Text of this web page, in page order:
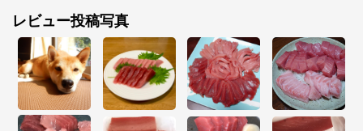
レビュー投稿写真